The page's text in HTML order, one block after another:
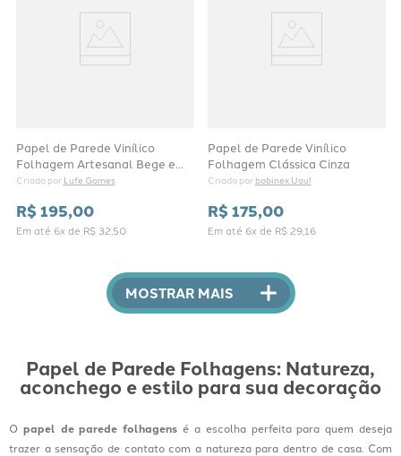
Papel de Parede Vinílico
Folhagem Artesanal Bege e
Verde
Criado por Lufe Gomes
R$195,00
Em até 6x de R$ 32 50
Papel de Parede Vinílico
Folhagem Clássica Cinza
Criado por bobinex Uau!
R$175,00
Em até 6x de R$ 29,16
MOSTRAR MAIS
Papel de Parede Folhagens: Natureza,
aconchego e estilo para sua decoração
O papel de parede folhagens é a escolha perfeita para quem deseja
trazer a sensação de contato com a natureza para dentro de casa. Com